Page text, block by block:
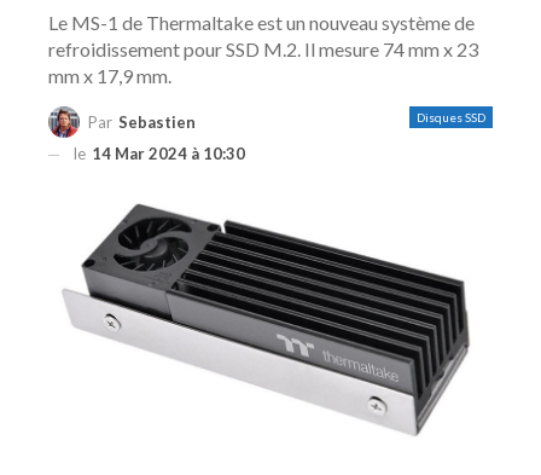
Le MS-1 de Thermaltake est un nouveau système de
refroidissement pour SSD M.2. Il mesure 74 mm x 23
mm x 17,9 mm.
Disques SSD
Par Sebastien
le 14 Mar 2024 à 10:30